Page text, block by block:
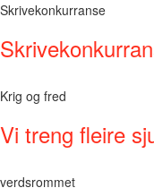
Skrivekonkurranse
Krig og fred
Vi treng fleire
verdsrommet